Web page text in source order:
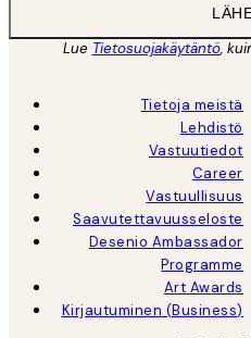
Lue Tietosuojakäytäntö,
Tietoja meistä
Lehdistö
Vastuutiedot
Career
Vastuullisuus
Saavutettavuusseloste
Desenio Ambassador
Programme
Art Awards
Kirjautuminen (Business)